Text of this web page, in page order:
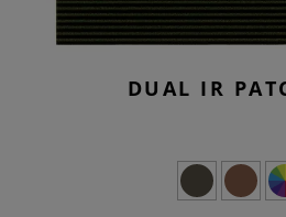
DUAL IR